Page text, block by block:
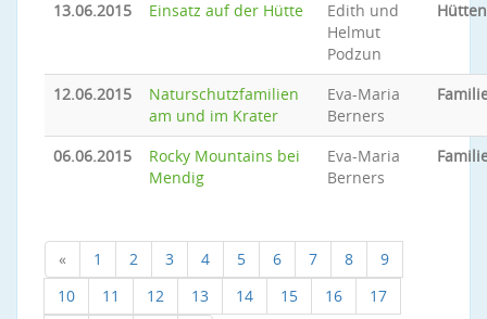
13.06.2015 Einsatz auf der Hütte
Edith und
Helmut
Podzun
12.06.2015
Naturschutzfamilien
am und im Krater
Eva-Maria
Berners
06.06.2015
Rocky Mountains bei
Mendig
Eva-Maria
Berners
« 1 2 3 4 5 6 7 8
9
10
11 12 13 14 15 16 17